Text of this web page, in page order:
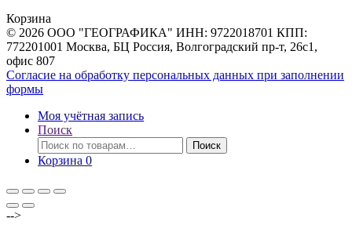
Корзина
© 2026 ООО "ГЕОГРАФИКА" ИНН: 9722018701 КПП:
772201001 Москва, БЦ Россия, Волгоградский пр-т, 26с1,
офис 807
Согласие на обработку персональных данных при заполнении
формы
Моя учётная запись
Поиск
Искать:
Поиск
Корзина 0
-->